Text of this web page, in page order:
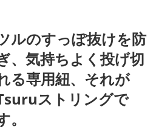
ルのすっぽ抜けを防
、気持ちよく投げ切
る専用紐、それが
ストリングで
。